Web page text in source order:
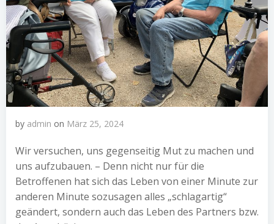
by admin on März 25, 2024
Wir versuchen, uns gegenseitig Mut zu machen und
uns aufzubauen. – Denn nicht nur für die
Betroffenen hat sich das Leben von einer Minute zur
anderen Minute sozusagen alles „schlagartig“
geändert, sondern auch das Leben des Partners bzw.